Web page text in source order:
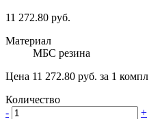
11 272.80 руб.
Материал
МБС резина
Цена 11 272.80 руб. за 1 компл
Количество
-
+